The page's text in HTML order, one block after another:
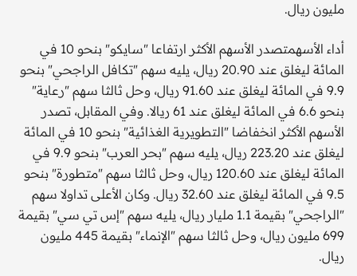
مليون ريال.
أداء الأسهمتصدر الأسهم الأكثر ارتفاعا "سايكو" بنحو 10 في
المائة ليغلق عند 20.90 ريال، يليه سهم "تكافل الراجحي" بنحو
9.9 في المائة ليغلق عند 91.60 ريال، وحل ثالثا سهم "رعاية"
بنحو 6.6 في المائة ليغلق عند 61 ريالا. وفي المقابل، تصدر
الأسهم الأكثر انخفاضا "التطويرية الغذائية" بنحو 10 في المائة
ليغلق عند 223.20 ريال، يليه سهم "بحر العرب" بنحو 9.9 في
المائة ليغلق عند 120.60 ريال، وحل ثالثا سهم "متطورة" بنحو
9.5 في المائة ليغلق عند 32.60 ريال. وكان الأعلى تداولا سهم
"الراجحي" بقيمة 1.1 مليار ريال، يليه سهم "إس تي سي" بقيمة
699 مليون ريال، وحل ثالثا سهم "الإنماء" بقيمة 445 مليون
ريال.